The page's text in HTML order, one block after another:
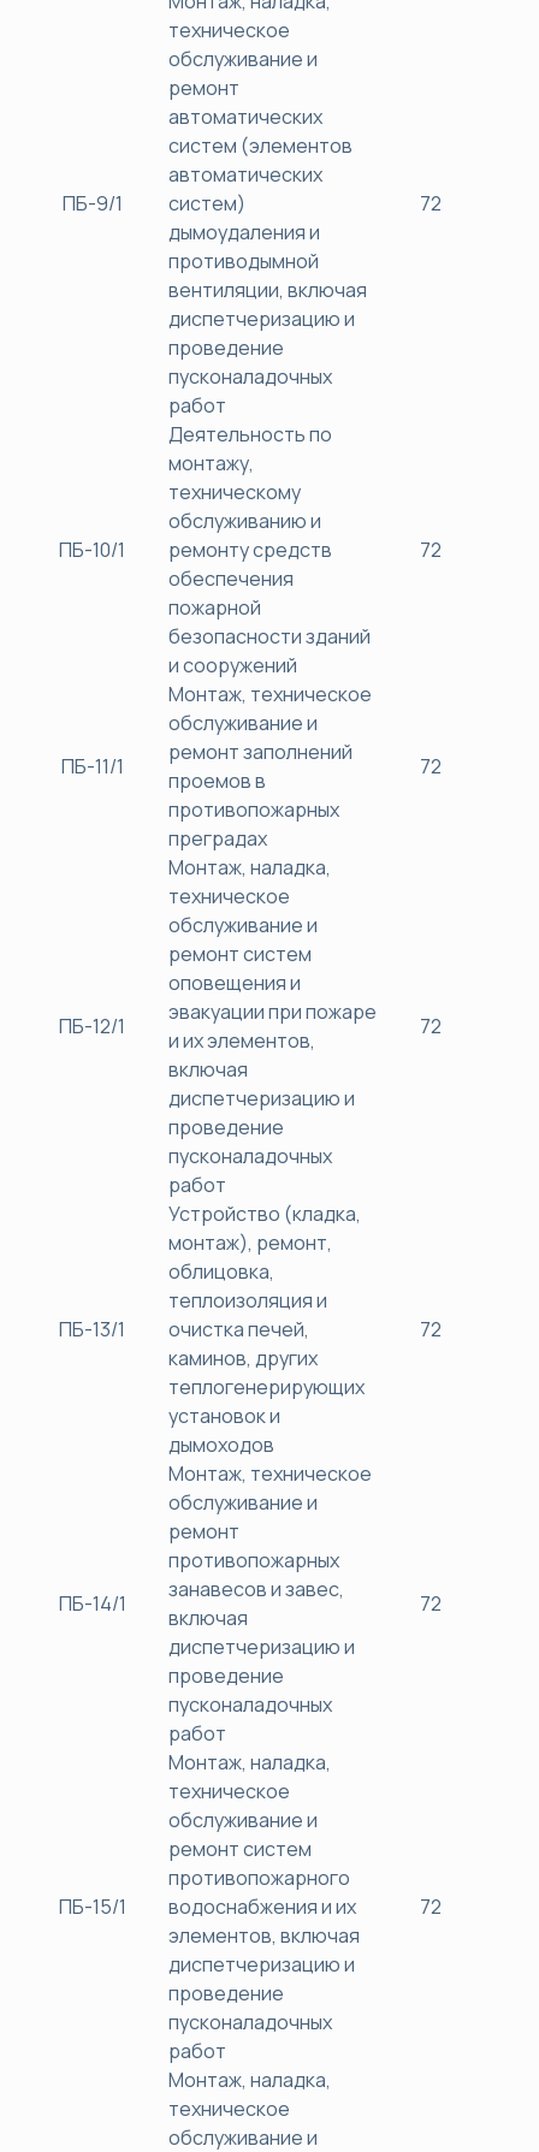
ПБ-9/1
техническое
обслуживание и
ремонт
автоматических
систем (элементов
автоматических
систем)
дымоудаления и
противодымной
вентиляции, включая
диспетчеризацию и
проведение
пусконаладочных
работ
72
ПБ-10/1
Деятельность по
монтажу,
техническому
обслуживанию и
ремонту средств
обеспечения
пожарной
безопасности зданий
и сооружений
72
ПБ-11/1
Монтаж, техническое
обслуживание и
ремонт заполнений
проемов в
противопожарных
преградах
72
ПБ-12/1
Монтаж, наладка,
техническое
обслуживание и
ремонт систем
оповещения и
эвакуации при пожаре
и их элементов,
включая
диспетчеризацию и
проведение
пусконаладочных
работ
72
ПБ-13/1
Устройство (кладка,
монтаж), ремонт,
облицовка,
теплоизоляция и
очистка печей,
каминов, других
теплогенерирующих
установок и
дымоходов
72
ПБ-14/1
Монтаж, техническое
обслуживание и
ремонт
противопожарных
занавесов и завес,
включая
диспетчеризацию и
проведение
пусконаладочных
работ
72
ПБ-15/1
Монтаж, наладка,
техническое
обслуживание и
ремонт систем
противопожарного
водоснабжения и их
элементов, включая
диспетчеризацию и
проведение
пусконаладочных
работ
72
Монтаж, наладка,
техническое
обслуживание и